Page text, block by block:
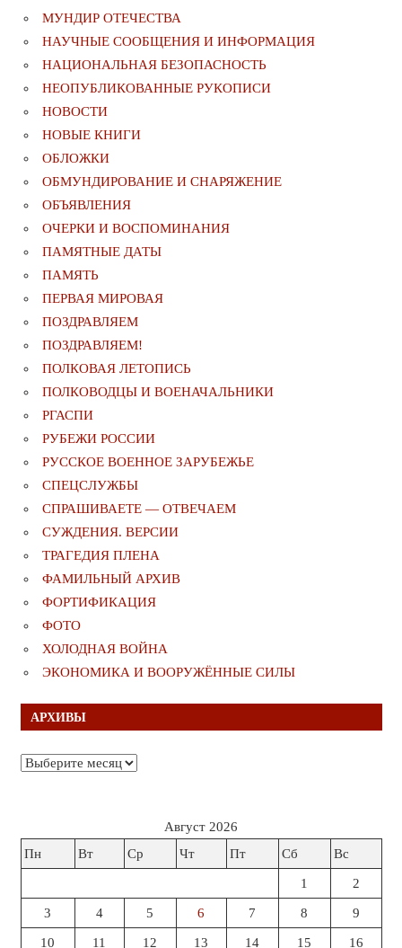
МУНДИР ОТЕЧЕСТВА
НАУЧНЫЕ СООБЩЕНИЯ И ИНФОРМАЦИЯ
НАЦИОНАЛЬНАЯ БЕЗОПАСНОСТЬ
НЕОПУБЛИКОВАННЫЕ РУКОПИСИ
НОВОСТИ
НОВЫЕ КНИГИ
ОБЛОЖКИ
ОБМУНДИРОВАНИЕ И СНАРЯЖЕНИЕ
ОБЪЯВЛЕНИЯ
ОЧЕРКИ И ВОСПОМИНАНИЯ
ПАМЯТНЫЕ ДАТЫ
ПАМЯТЬ
ПЕРВАЯ МИРОВАЯ
ПОЗДРАВЛЯЕМ
ПОЗДРАВЛЯЕМ!
ПОЛКОВАЯ ЛЕТОПИСЬ
ПОЛКОВОДЦЫ И ВОЕНАЧАЛЬНИКИ
РГАСПИ
РУБЕЖИ РОССИИ
РУССКОЕ ВОЕННОЕ ЗАРУБЕЖЬЕ
СПЕЦСЛУЖБЫ
СПРАШИВАЕТЕ — ОТВЕЧАЕМ
СУЖДЕНИЯ. ВЕРСИИ
ТРАГЕДИЯ ПЛЕНА
ФАМИЛЬНЫЙ АРХИВ
ФОРТИФИКАЦИЯ
ФОТО
ХОЛОДНАЯ ВОЙНА
ЭКОНОМИКА И ВООРУЖЁННЫЕ СИЛЫ
АРХИВЫ
Архивы
Август 2026
Пн
Вт Ср Чт Пт Сб Вс
1 2
3 4 5 6 7 8 9
10 11 12 13 14 15 16